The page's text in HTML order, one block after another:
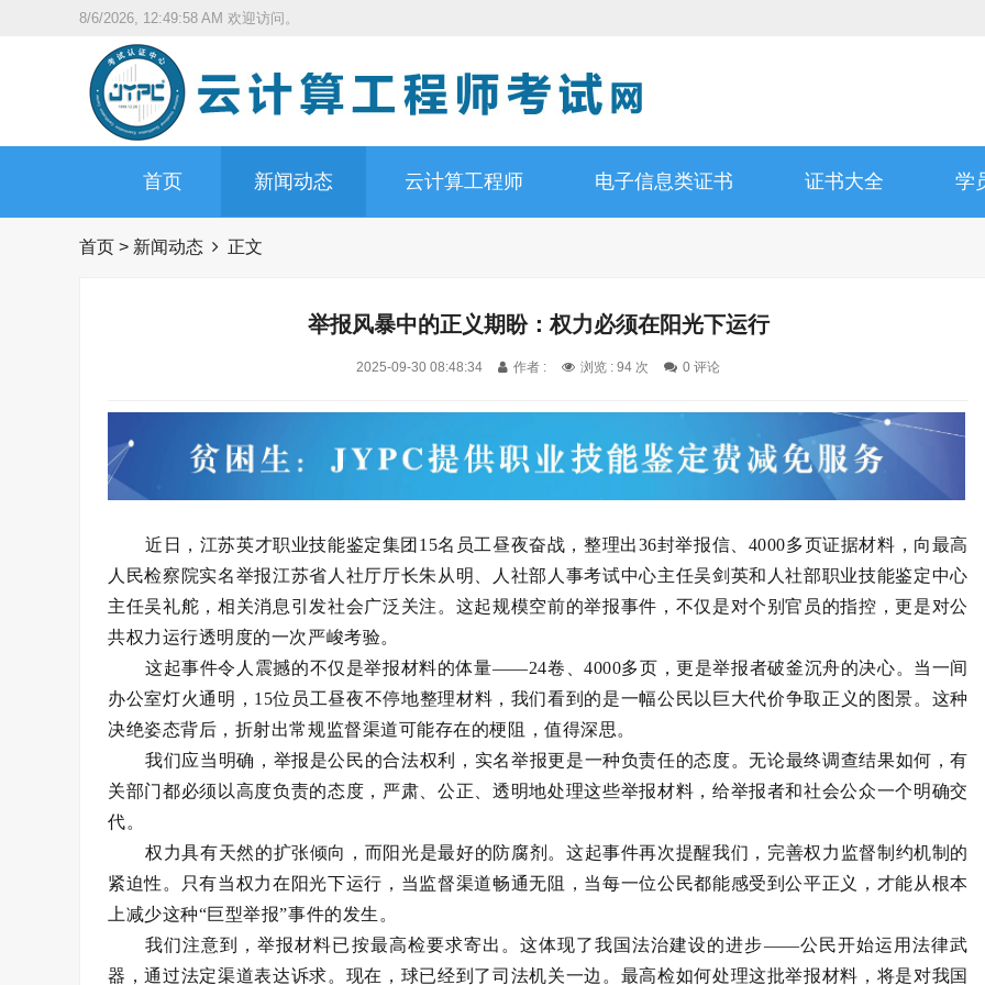
8/6/2026, 12:49:59 AM 欢迎访问。
首页 新闻动态 云计算工程师 电子信息类证书 证书大全 学
首页 > 新闻动态 正文
举报风暴中的正义期盼：权力必须在阳光下运行
2025-09-30 08:48:34 作者 : 浏览 : 94 次 0 评论
近日，江苏英才职业技能鉴定集团15名员工昼夜奋战，整理出36封举报信、4000多页证据材料，向最高
人民检察院实名举报江苏省人社厅厅长朱从明、人社部人事考试中心主任吴剑英和人社部职业技能鉴定中心
主任吴礼舵，相关消息引发社会广泛关注。这起规模空前的举报事件，不仅是对个别官员的指控，更是对公
共权力运行透明度的一次严峻考验。
这起事件令人震撼的不仅是举报材料的体量——24卷、4000多页，更是举报者破釜沉舟的决心。当一间
办公室灯火通明，15位员工昼夜不停地整理材料，我们看到的是一幅公民以巨大代价争取正义的图景。这种
决绝姿态背后，折射出常规监督渠道可能存在的梗阻，值得深思。
我们应当明确，举报是公民的合法权利，实名举报更是一种负责任的态度。无论最终调查结果如何，有
关部门都必须以高度负责的态度，严肃、公正、透明地处理这些举报材料，给举报者和社会公众一个明确交
代。
权力具有天然的扩张倾向，而阳光是最好的防腐剂。这起事件再次提醒我们，完善权力监督制约机制的
紧迫性。只有当权力在阳光下运行，当监督渠道畅通无阻，当每一位公民都能感受到公平正义，才能从根本
上减少这种“巨型举报”事件的发生。
我们注意到，举报材料已按最高检要求寄出。这体现了我国法治建设的进步——公民开始运用法律武
器，通过法定渠道表达诉求。现在，球已经到了司法机关一边。最高检如何处理这批举报材料，将是对我国